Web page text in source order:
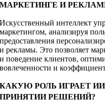
МАРКЕТИНГЕ И
Искусственный интеллект
маркетингом, анализируя
предоставления
и рекламы. Это позволяет
и поведение клиентов,
вовлеченности и
КАКУЮ РОЛЬ ИГРАЕТ
ПРИНЯТИИ РЕШЕНИЙ?